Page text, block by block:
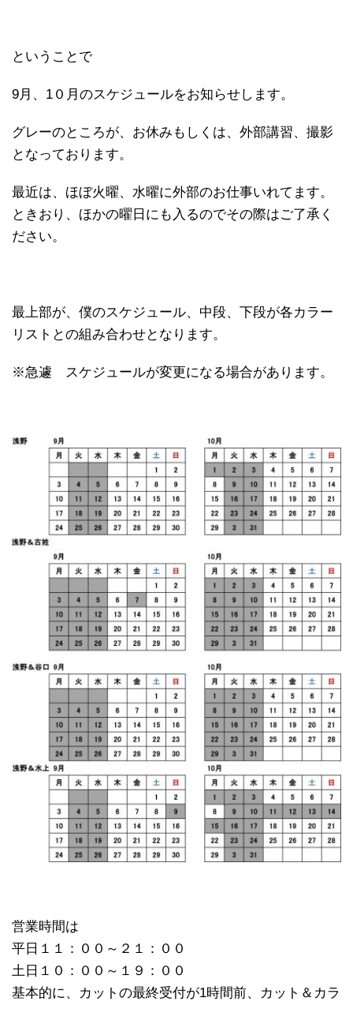
ということで
9月、1０月のスケジュールをお知らせします。
グレーのところが、お休みもしくは、外部講習、撮影
となっております。
最近は、ほぼ火曜、水曜に外部のお仕事いれてます。
ときおり、ほかの曜日にも入るのでその際はご了承く
ださい。
最上部が、僕のスケジュール、中段、下段が各カラー
リストとの組み合わせとなります。
※急遽 スケジュールが変更になる場合があります。
営業時間は
平日１１：００～２１：００
土日１０：００～１９：００
基本的に、カットの最終受付が1時間前、カット＆カラ